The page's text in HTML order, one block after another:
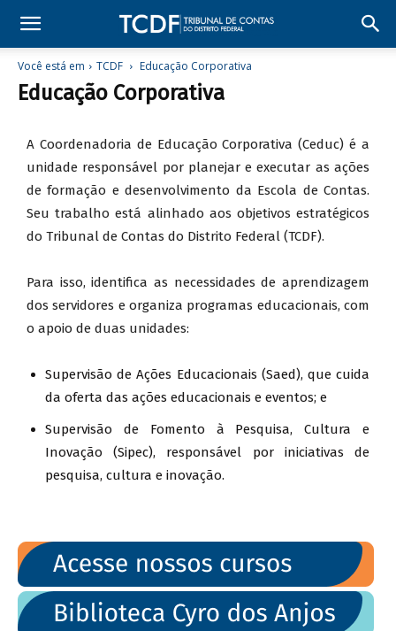
Você está em TCDF Educação Corporativa
Educação Corporativa
A Coordenadoria de Educação Corporativa (Ceduc) é a
unidade responsável por planejar e executar as ações
de formação e desenvolvimento da Escola de Contas.
Seu trabalho está alinhado aos objetivos estratégicos
do Tribunal de Contas do Distrito Federal (TCDF).
Para isso, identifica as necessidades de aprendizagem
dos servidores e organiza programas educacionais, com
o apoio de duas unidades:
Supervisão de Ações Educacionais (Saed), que cuida
da oferta das ações educacionais e eventos; e
Supervisão de Fomento à Pesquisa, Cultura e
Inovação (Sipec), responsável por iniciativas de
pesquisa, cultura e inovação.